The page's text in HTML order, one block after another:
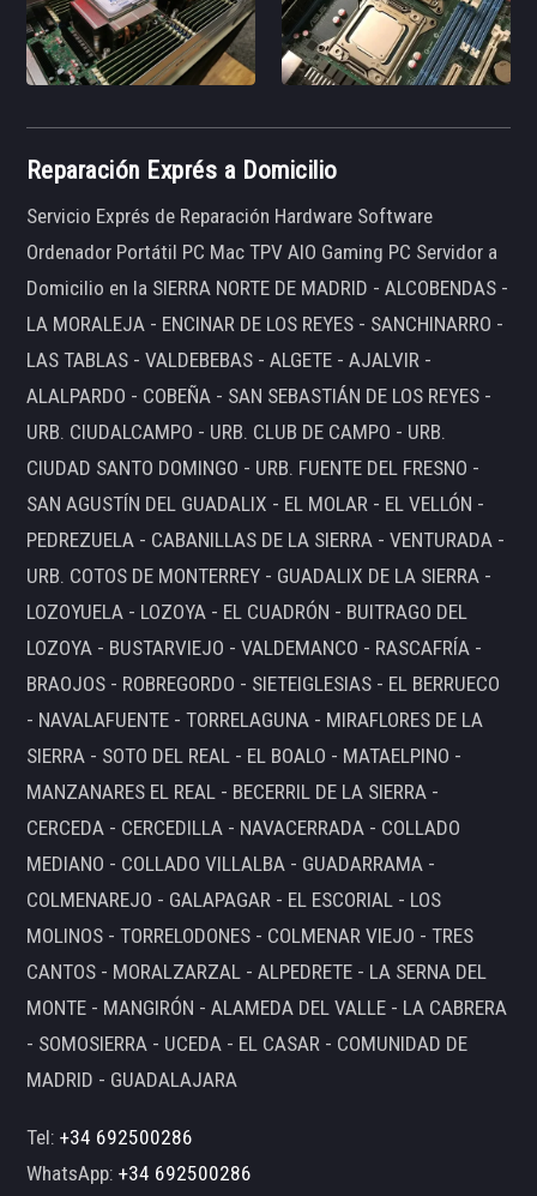
Reparación Exprés a Domicilio
Servicio Exprés de Reparación Hardware Software
Ordenador Portátil PC Mac TPV AIO Gaming PC Servidor a
Domicilio en la SIERRA NORTE DE MADRID - ALCOBENDAS -
LA MORALEJA - ENCINAR DE LOS REYES - SANCHINARRO -
LAS TABLAS - VALDEBEBAS - ALGETE - AJALVIR -
ALALPARDO - COBEÑA - SAN SEBASTIÁN DE LOS REYES -
URB. CIUDALCAMPO - URB. CLUB DE CAMPO - URB.
CIUDAD SANTO DOMINGO - URB. FUENTE DEL FRESNO -
SAN AGUSTÍN DEL GUADALIX - EL MOLAR - EL VELLÓN -
PEDREZUELA - CABANILLAS DE LA SIERRA - VENTURADA -
URB. COTOS DE MONTERREY - GUADALIX DE LA SIERRA -
LOZOYUELA - LOZOYA - EL CUADRÓN - BUITRAGO DEL
LOZOYA - BUSTARVIEJO - VALDEMANCO - RASCAFRÍA -
BRAOJOS - ROBREGORDO - SIETEIGLESIAS - EL BERRUECO
- NAVALAFUENTE - TORRELAGUNA - MIRAFLORES DE LA
SIERRA - SOTO DEL REAL - EL BOALO - MATAELPINO -
MANZANARES EL REAL - BECERRIL DE LA SIERRA -
CERCEDA - CERCEDILLA - NAVACERRADA - COLLADO
MEDIANO - COLLADO VILLALBA - GUADARRAMA -
COLMENAREJO - GALAPAGAR - EL ESCORIAL - LOS
MOLINOS - TORRELODONES - COLMENAR VIEJO - TRES
CANTOS - MORALZARZAL - ALPEDRETE - LA SERNA DEL
MONTE - MANGIRÓN - ALAMEDA DEL VALLE - LA CABRERA
- SOMOSIERRA - UCEDA - EL CASAR - COMUNIDAD DE
MADRID - GUADALAJARA
Tel:+34 692500286
WhatsApp:+34 692500286